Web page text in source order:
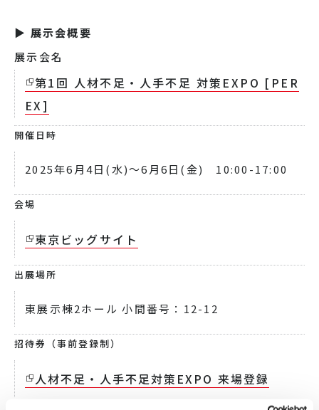
▶ 展示会概要
展示会名
第1回 人材不足・人手不足 対策EXPO [PER
EX]
開催日時
2025年6月4日(水)～6月6日(金) 10:00-17:00
会場
東京ビッグサイト
出展場所
東展示棟2ホール 小間番号：12-12
招待券（事前登録制）
人材不足・人手不足対策EXPO 来場登録